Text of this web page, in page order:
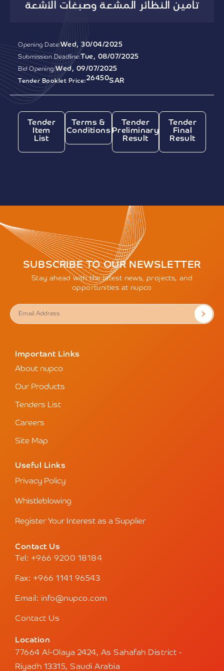
تأمين النظائر المشعة وصبغات الأشعة
Opening Date:Wed, 30/04/2025
Submission Deadline:Tue, 08/07/2025
Bid Opening:Wed, 09/07/2025
Tender Booklet Price:26450SAR
Tender
Item
List
Terms &
Conditions
Tender
Preliminary
Result
Tender
Final
Result
SUBSCRIBE TO OUR NEWSLETTER
Stay ahead with the latest news, projects, and
opportunities at nupco
Important Links
About nupco
Our Products
Tenders List
Careers
Site Map
Useful Links
Privacy Policy
Whistleblowing
Register Your Interest as a Supplier
Contact Us
Tel: +966 9200 18184
Fax: +966 1141 96543
Email: info@nupco.com
Contact Us
Location
77664 Al-Olaya 2424, As Sahafah District -
Riyadh 13315, Saudi Arabia